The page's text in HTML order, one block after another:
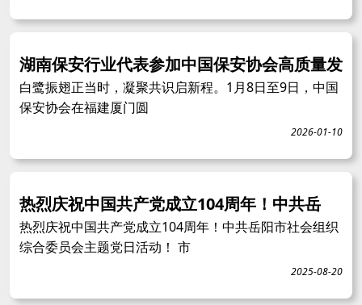
湖南保安行业代表参加中国保安协会高质量发
白鹭振翅正当时，凝聚共识启新程。1月8日至9日，中国
保安协会在福建厦门圆
2026-01-10
热烈庆祝中国共产党成立104周年！中共岳
热烈庆祝中国共产党成立104周年！中共岳阳市社会组织
综合委员会主题党日活动！ 市
2025-08-20